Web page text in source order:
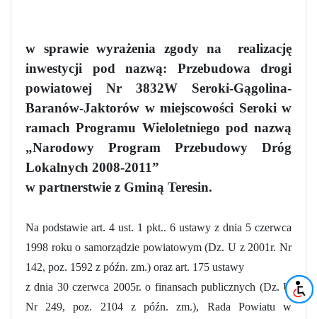
w sprawie wyrażenia zgody na
realizację
inwestycji pod nazwą: Przebudowa drogi
powiatowej Nr 3832W Seroki-Gągolina-
Baranów-Jaktorów w miejscowości Seroki w
ramach Programu Wieloletniego pod nazwą
„Narodowy Program Przebudowy Dróg
Lokalnych 2008-2011”
w partnerstwie z Gminą Teresin.
Na podstawie art. 4 ust. 1 pkt.. 6 ustawy z dnia 5 czerwca
1998 roku o samorządzie powiatowym (Dz. U z 2001r. Nr
142, poz. 1592 z późn. zm.) oraz art. 175 ustawy
z dnia 30 czerwca 2005r. o finansach publicznych (Dz. U
Nr 249, poz. 2104 z późn. zm.), Rada Powiatu w